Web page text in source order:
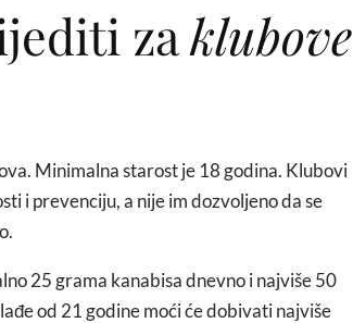
zaklubove
Minimalna starost je 18 godina. Klubovi
i prevenciju, a nije im dozvoljeno da se
25 grama kanabisa dnevno i najviše 50
od 21 godine moći će dobivati najviše